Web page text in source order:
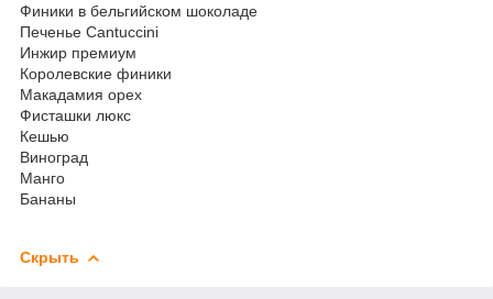
Финики в бельгийском шоколаде
Печенье Cantuccini
Инжир премиум
Королевские финики
Макадамия орех
Фисташки люкс
Кешью
Виноград
Манго
Бананы
Скрыть